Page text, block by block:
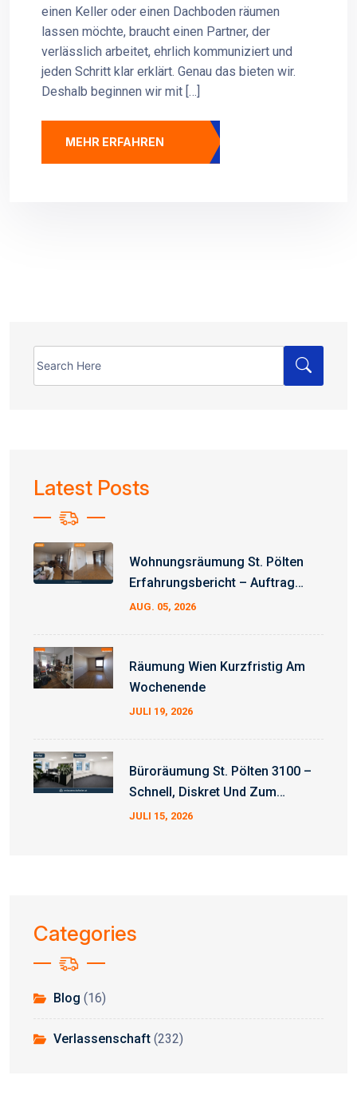
einen Keller oder einen Dachboden räumen
lassen möchte, braucht einen Partner, der
verlässlich arbeitet, ehrlich kommuniziert und
jeden Schritt klar erklärt. Genau das bieten wir.
Deshalb beginnen wir mit […]
MEHR ERFAHREN
Latest Posts
Wohnungsräumung St. Pölten
Erfahrungsbericht – Auftrag
Erfolgreich Abgeschlossen
AUG. 05, 2026
Räumung Wien Kurzfristig Am
Wochenende
JULI 19, 2026
Büroräumung St. Pölten 3100 –
Schnell, Diskret Und Zum
Fixpreis
JULI 15, 2026
Categories
Blog (16)
Verlassenschaft (232)